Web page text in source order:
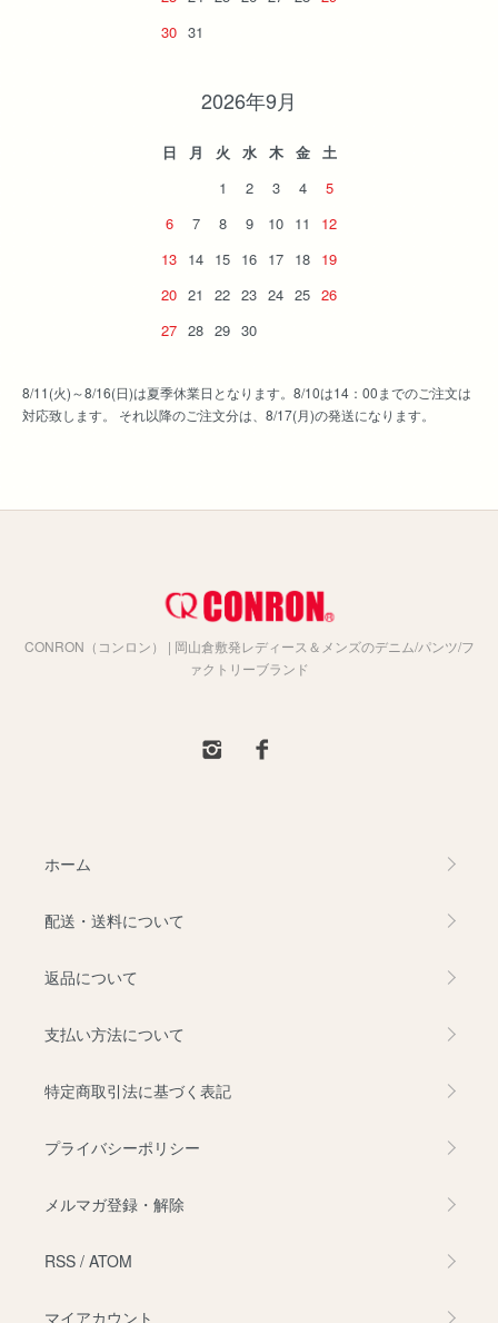
30 31
2026年9月
日 月 火 水 木 金
土
1
2 3 4
5
6
7 8 9 10 11
12
13 14 15 16 17 18 19
20 21 22 23 24 25 26
27 28 29 30
8/11(火)～8/16(日)は夏季休業日となります。8/10は14：00までのご注文は
対応致します。 それ以降のご注文分は、8/17(月)の発送になります。
CONRON（コンロン） | 岡山倉敷発レディース＆メンズのデニム/パンツ/フ
ァクトリーブランド
ホーム
配送・送料について
返品について
支払い方法について
特定商取引法に基づく表記
プライバシーポリシー
メルマガ登録・解除
RSS / ATOM
マイアカウント